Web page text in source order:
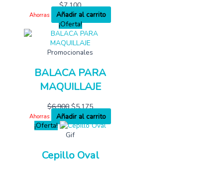
$7,100
Ahorras
Añadir al carrito
¡Oferta!
Promocionales
BALACA PARA
MAQUILLAJE
$6,900 $5,175
Ahorras
Añadir al carrito
¡Oferta!
Gif
Cepillo Oval